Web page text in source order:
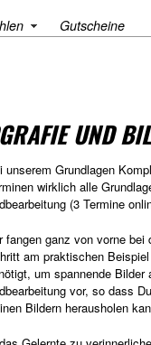
Gutscheine
UND
unserem Grundlagen
wirklich alle
(3 Termine
fangen ganz von vorne
am praktischen
um spannende Bilder
vor, so dass
Bildern herausholen